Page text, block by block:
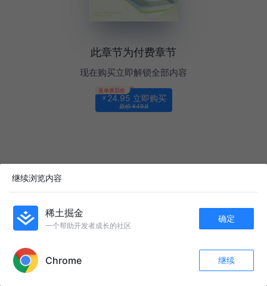
此章节为付费章节
现在购买立即解锁全部内容
首单券后价
¥ 24.95 立即购买
原价 ¥49.9
继续浏览内容
稀土掘金
一个帮助开发者成长的社区
确定
Chrome 继续